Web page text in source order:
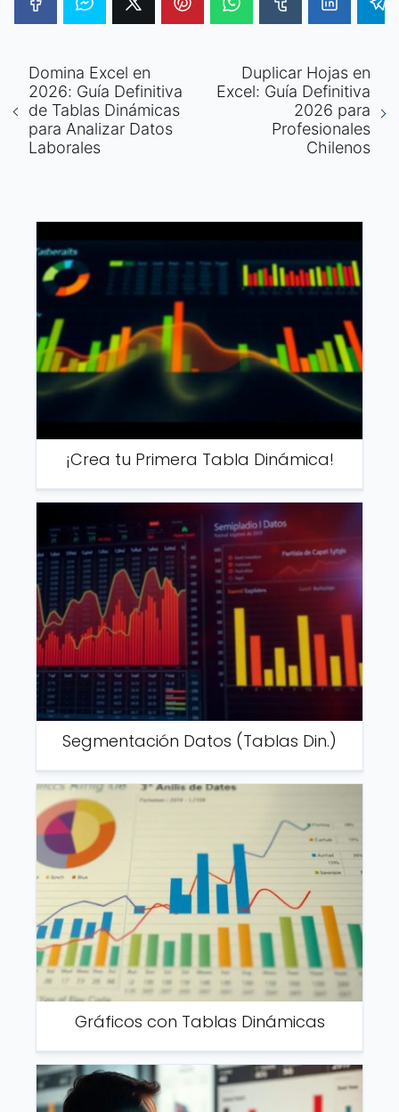
Domina Excel en
2026: Guía Definitiva
de Tablas Dinámicas
para Analizar Datos
Laborales
Duplicar Hojas en
Excel: Guía Definitiva
2026 para
Profesionales
Chilenos
¡Crea tu Primera Tabla Dinámica!
Segmentación Datos (Tablas Din.)
Gráficos con Tablas Dinámicas